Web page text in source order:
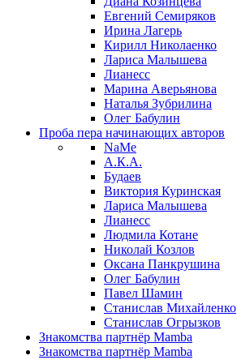
Евгений Семиряков
Ирина Лагерь
Кирилл Николаенко
Лариса Малышева
Лианесс
Марина Аверьянова
Наталья Зубрилина
Олег Бабулин
Проба пера начинающих авторов
NaMe
А.К.А.
Будаев
Виктория Куринская
Лариса Малышева
Лианесс
Людмила Котане
Николай Козлов
Оксана Панкрушина
Олег Бабулин
Павел Шамин
Станислав Михайленко
Станислав Огрызков
Знакомства партнёр Mamba
Знакомства партнёр Mamba